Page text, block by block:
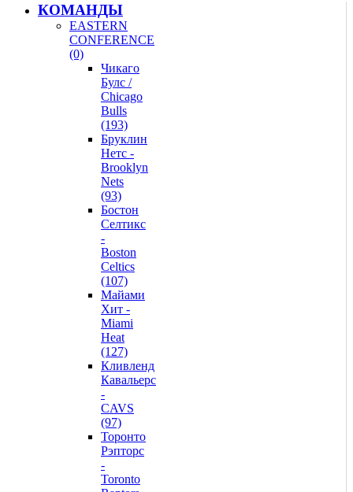
КОМАНДЫ
EASTERN
CONFERENCE
(0)
Чикаго
Булс /
Chicago
Bulls
(193)
Бруклин
Нетс -
Brooklyn
Nets
(93)
Бостон
Селтикс
-
Boston
Celtics
(107)
Майами
Хит -
Miami
Heat
(127)
Кливленд
Кавальерс
-
CAVS
(97)
Торонто
Рэпторс
-
Toronto